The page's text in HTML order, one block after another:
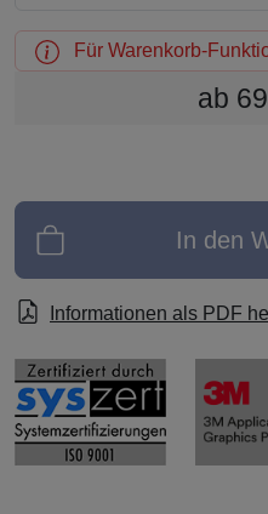
Für Warenkorb-
ab
In den
Informationen als PDF